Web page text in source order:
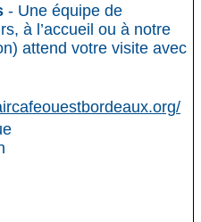
- Une équipe de
à l’accueil ou à notre
attend votre visite avec